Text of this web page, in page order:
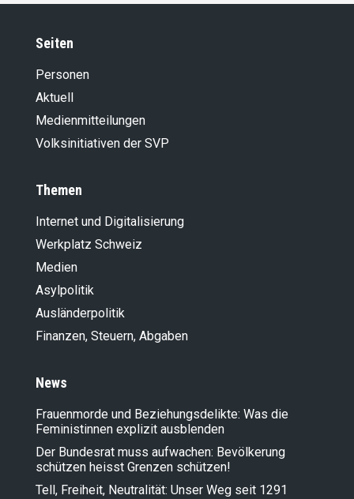
Seiten
Personen
Aktuell
Medienmitteilungen
Volksinitiativen der SVP
Themen
Internet und Digitalisierung
Werkplatz Schweiz
Medien
Asylpolitik
Ausländer­politik
Finanzen, Steuern, Abgaben
News
Frauenmorde und Beziehungsdelikte: Was die
Feministinnen explizit ausblenden
Der Bundesrat muss aufwachen: Bevölkerung
schützen heisst Grenzen schützen!
Tell, Freiheit, Neutralität: Unser Weg seit 1291